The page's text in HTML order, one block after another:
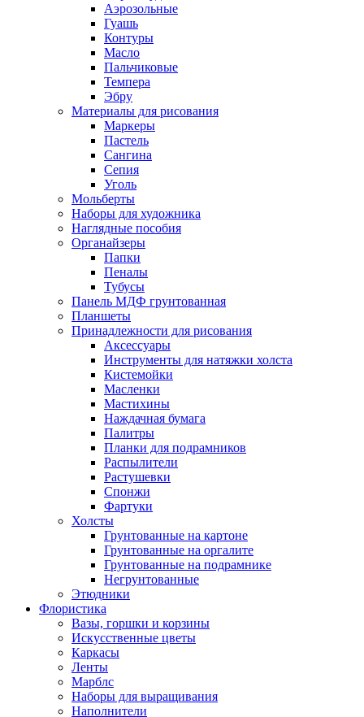
Аэрозольные
Гуашь
Контуры
Масло
Пальчиковые
Темпера
Эбру
Материалы для рисования
Маркеры
Пастель
Сангина
Сепия
Уголь
Мольберты
Наборы для художника
Наглядные пособия
Органайзеры
Папки
Пеналы
Тубусы
Панель МДФ грунтованная
Планшеты
Принадлежности для рисования
Аксессуары
Инструменты для натяжки холста
Кистемойки
Масленки
Мастихины
Наждачная бумага
Палитры
Планки для подрамников
Распылители
Растушевки
Спонжи
Фартуки
Холсты
Грунтованные на картоне
Грунтованные на оргалите
Грунтованные на подрамнике
Негрунтованные
Этюдники
Флористика
Вазы, горшки и корзины
Искусственные цветы
Каркасы
Ленты
Марблс
Наборы для выращивания
Наполнители